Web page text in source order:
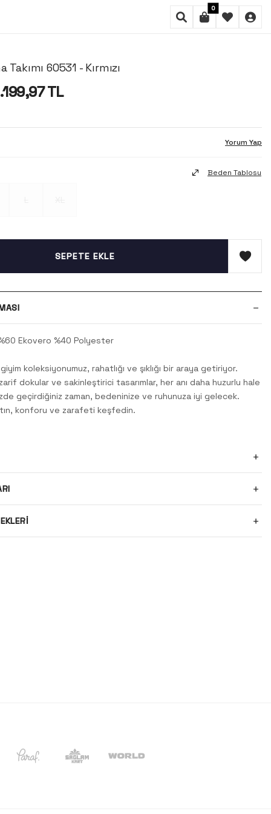
0
Takımı 60531 - Kırmızı
TL
Yorum Yap
Beden Tablosu
SEPETE EKLE
Ekovero %40 Polyester
koleksiyonumuz, rahatlığı ve şıklığı bir araya getiriyor.
dokular ve sakinleştirici tasarımlar, her anı daha huzurlu hale
geçirdiğiniz zaman, bedeninize ve ruhunuza iyi gelecek.
konforu ve zarafeti keşfedin.